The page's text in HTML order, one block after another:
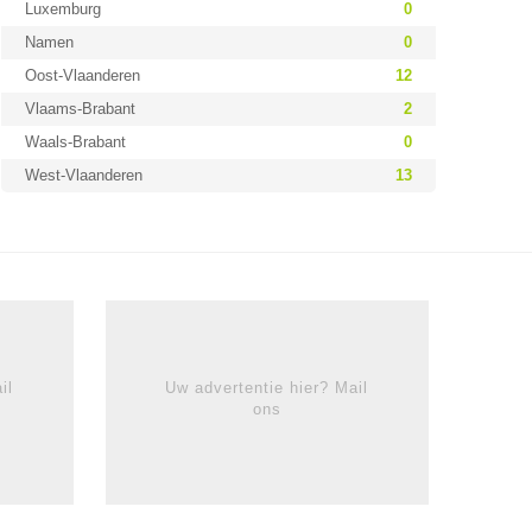
Luxemburg
0
Namen
0
Oost-Vlaanderen
12
Vlaams-Brabant
2
Waals-Brabant
0
West-Vlaanderen
13
Uw advertentie hier? Mail
ons